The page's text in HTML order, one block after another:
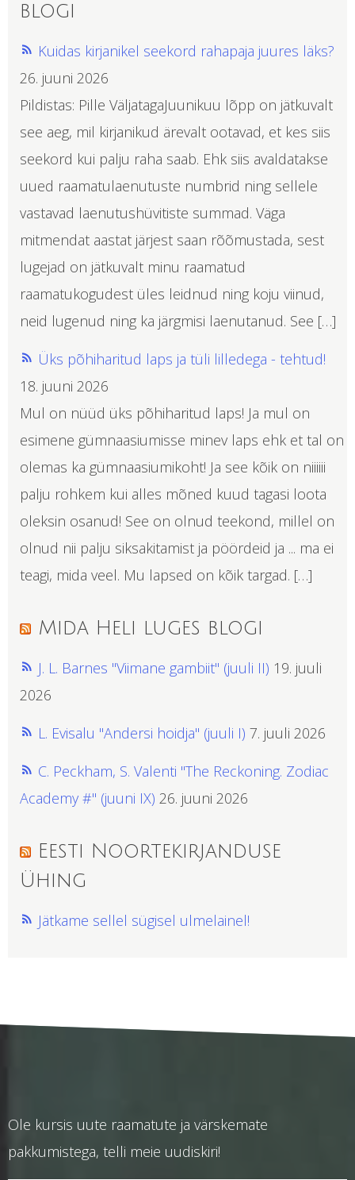
blogi
Kuidas kirjanikel seekord rahapaja juures läks?
26. juuni 2026
Pildistas: Pille VäljatagaJuunikuu lõpp on jätkuvalt
see aeg, mil kirjanikud ärevalt ootavad, et kes siis
seekord kui palju raha saab. Ehk siis avaldatakse
uued raamatulaenutuste numbrid ning sellele
vastavad laenutushüvitiste summad. Väga
mitmendat aastat järjest saan rõõmustada, sest
lugejad on jätkuvalt minu raamatud
raamatukogudest üles leidnud ning koju viinud,
neid lugenud ning ka järgmisi laenutanud. See […]
Üks põhiharitud laps ja tüli lilledega - tehtud!
18. juuni 2026
Mul on nüüd üks põhiharitud laps! Ja mul on
esimene gümnaasiumisse minev laps ehk et tal on
olemas ka gümnaasiumikoht! Ja see kõik on niiiiii
palju rohkem kui alles mõned kuud tagasi loota
oleksin osanud! See on olnud teekond, millel on
olnud nii palju siksakitamist ja pöördeid ja ... ma ei
teagi, mida veel. Mu lapsed on kõik targad. […]
Mida Heli luges blogi
J. L. Barnes "Viimane gambiit" (juuli II) 19. juuli
2026
L. Evisalu "Andersi hoidja" (juuli I) 7. juuli 2026
C. Peckham, S. Valenti "The Reckoning. Zodiac
Academy #" (juuni IX) 26. juuni 2026
Eesti Noortekirjanduse
Ühing
Jätkame sellel sügisel ulmelainel!
Ole kursis uute raamatute ja värskemate
pakkumistega, telli meie uudiskiri!